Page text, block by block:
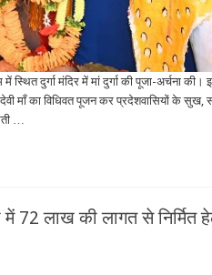
स्थित दुर्गा मंदिर में मां दुर्गा की पूजा-अर्चना
देवी माँ का विधिवत पूजन कर प्रदेशवासियों के सुख,
…
72 लाख की लागत से निर्मित